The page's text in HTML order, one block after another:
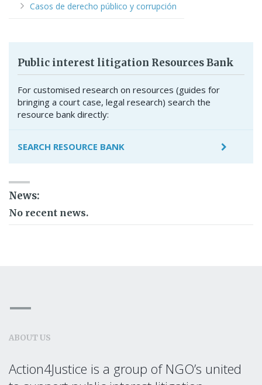
Casos de derecho público y corrupción
Public interest litigation Resources Bank
For customised research on resources (guides for
bringing a court case, legal research) search the
resource bank directly:
SEARCH RESOURCE BANK
News:
No recent news.
ABOUT US
Action4Justice is a group of NGO’s united